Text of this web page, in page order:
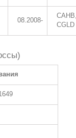
08.2008-
CGLD